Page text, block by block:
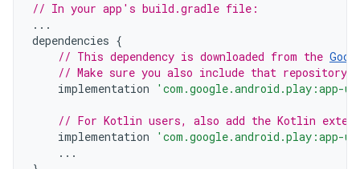
// In your app's build.gradle file:
...
dependencies {
// This dependency is downloaded from the
// Make sure you also include that
implementation
'com.google.android.play:app-
// For Kotlin users, also add the Kotlin
implementation
'com.google.android.play:app-
...